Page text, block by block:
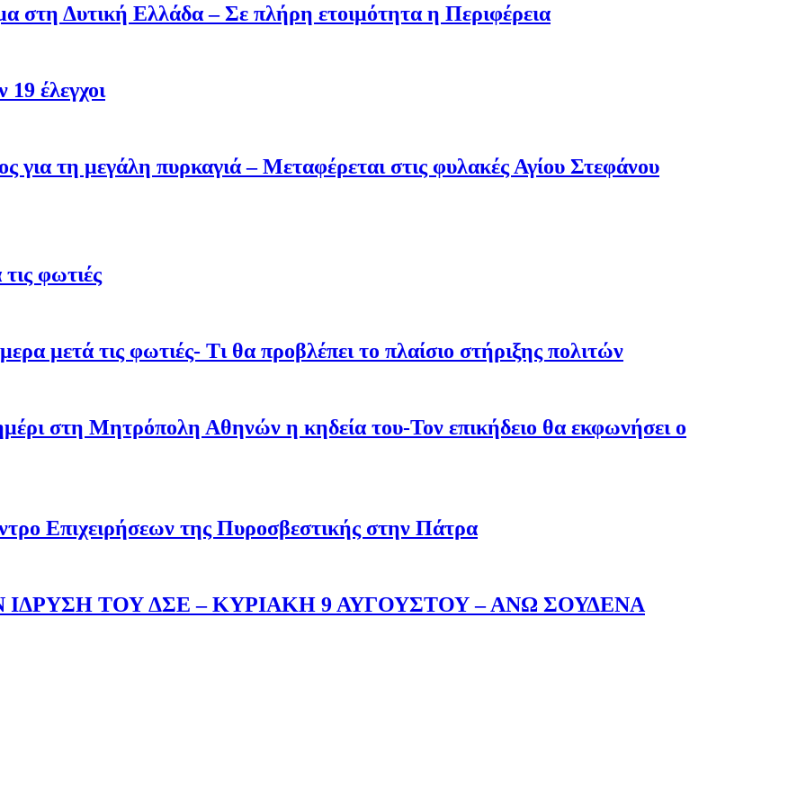
στη Δυτική Ελλάδα – Σε πλήρη ετοιμότητα η Περιφέρεια
έλεγχοι
για τη μεγάλη πυρκαγιά – Μεταφέρεται στις φυλακές Αγίου Στεφάνου
φωτιές
μετά τις φωτιές- Τι θα προβλέπει το πλαίσιο στήριξης πολιτών
στη Μητρόπολη Αθηνών η κηδεία του-Τον επικήδειο θα εκφωνήσει ο
Επιχειρήσεων της Πυροσβεστικής στην Πάτρα
ΤΟΥ ΔΣΕ – ΚΥΡΙΑΚΗ 9 ΑΥΓΟΥΣΤΟΥ – ΑΝΩ ΣΟΥΔΕΝΑ